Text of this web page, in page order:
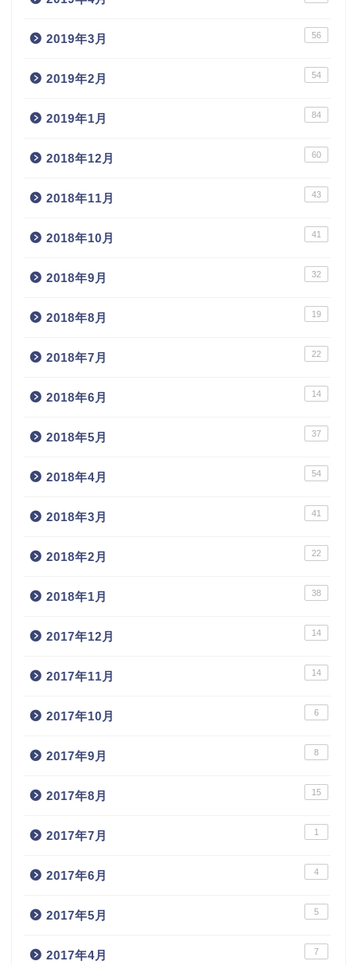
2019年3月 56
2019年2月 54
2019年1月 84
2018年12月 60
2018年11月 43
2018年10月 41
2018年9月 32
2018年8月 19
2018年7月 22
2018年6月 14
2018年5月 37
2018年4月 54
2018年3月 41
2018年2月 22
2018年1月 38
2017年12月 14
2017年11月 14
2017年10月 6
2017年9月 8
2017年8月 15
2017年7月 1
2017年6月 4
2017年5月 5
2017年4月 7